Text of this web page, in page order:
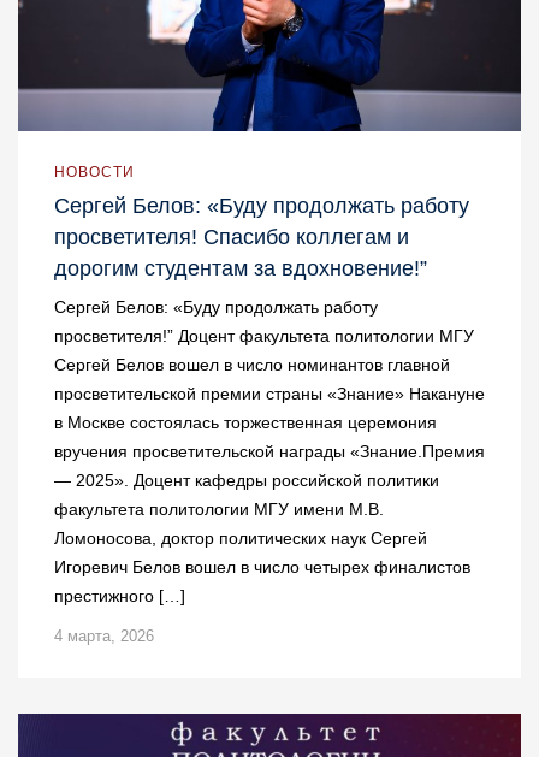
НОВОСТИ
Сергей Белов: «Буду продолжать работу
просветителя! Спасибо коллегам и
дорогим студентам за вдохновение!”
Сергей Белов: «Буду продолжать работу
просветителя!” Доцент факультета политологии МГУ
Сергей Белов вошел в число номинантов главной
просветительской премии страны «Знание» Накануне
в Москве состоялась торжественная церемония
вручения просветительской награды «Знание.Премия
— 2025». Доцент кафедры российской политики
факультета политологии МГУ имени М.В.
Ломоносова, доктор политических наук Сергей
Игоревич Белов вошел в число четырех финалистов
престижного […]
4 марта, 2026